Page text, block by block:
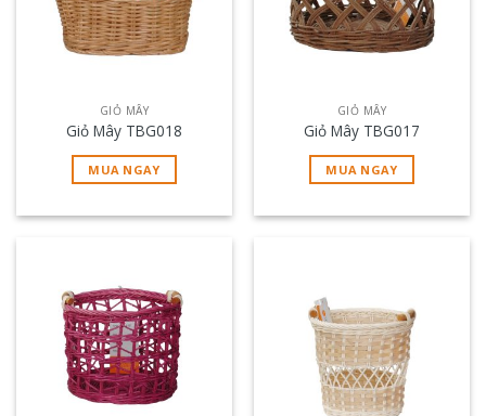
GIỎ MÂY
Giỏ Mây TBG018
MUA NGAY
GIỎ MÂY
Giỏ Mây TBG017
MUA NGAY